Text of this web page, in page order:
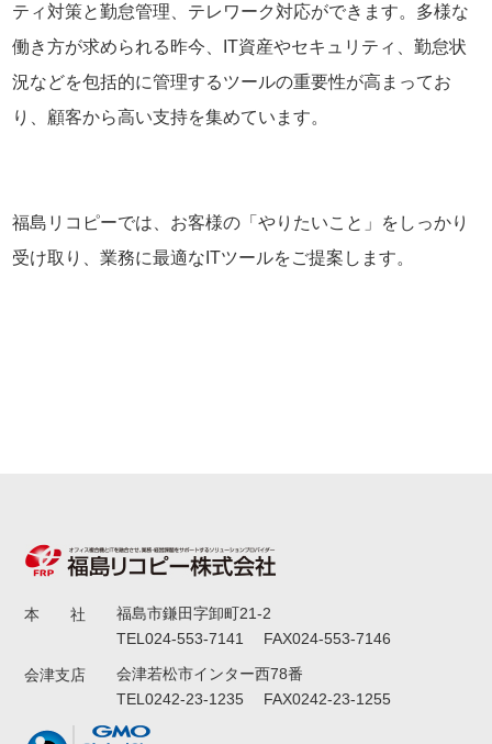
ティ対策と勤怠管理、テレワーク対応ができます。多様な
働き方が求められる昨今、IT資産やセキュリティ、勤怠状
況などを包括的に管理するツールの重要性が高まってお
り、顧客から高い支持を集めています。
福島リコピーでは、お客様の「やりたいこと」をしっかり
受け取り、業務に最適なITツールをご提案します。
本 社
福島市鎌田字卸町21-2
TEL024-553-7141 FAX024-553-7146
会津支店
会津若松市インター西78番
TEL0242-23-1235 FAX0242-23-1255